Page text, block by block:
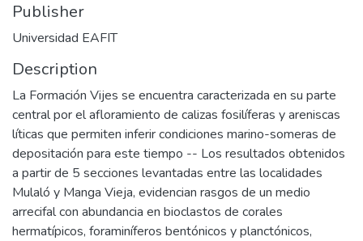
Publisher
Universidad EAFIT
Description
La Formación Vijes se encuentra caracterizada en su parte
central por el afloramiento de calizas fosilíferas y areniscas
líticas que permiten inferir condiciones marino-someras de
depositación para este tiempo -- Los resultados obtenidos
a partir de 5 secciones levantadas entre las localidades
Mulaló y Manga Vieja, evidencian rasgos de un medio
arrecifal con abundancia en bioclastos de corales
hermatípicos, foraminíferos bentónicos y planctónicos,